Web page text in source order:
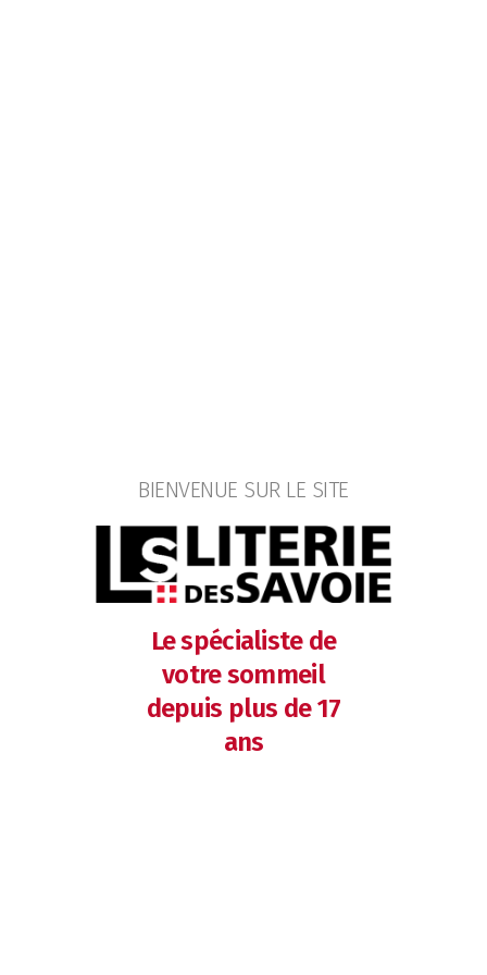
BIENVENUE SUR LE SITE
Le spécialiste de
votre sommeil
depuis plus de 17
ans